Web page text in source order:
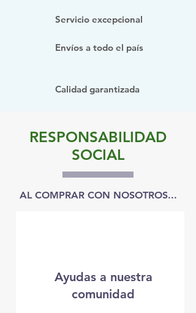
Servicio excepcional
Envíos a todo el país
Calidad garantizada
RESPONSABILIDAD
SOCIAL
AL COMPRAR CON NOSOTROS...
Ayudas a nuestra
comunidad